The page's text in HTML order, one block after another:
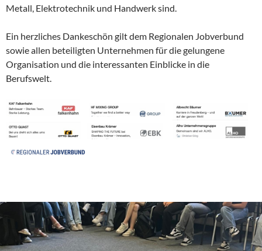
Metall, Elektrotechnik und Handwerk sind.
Ein herzliches Dankeschön gilt dem Regionalen Jobverbund
sowie allen beteiligten Unternehmen für die gelungene
Organisation und die interessanten Einblicke in die
Berufswelt.